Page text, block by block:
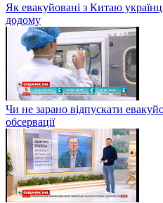
Як евакуйовані з Китаю
додому
Чи не зарано відпускати
обсервації